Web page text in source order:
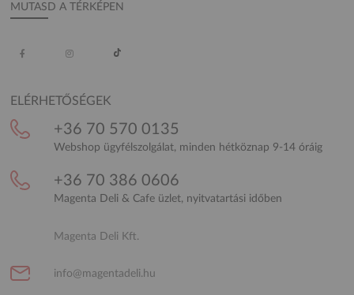
MUTASD A TÉRKÉPEN
ELÉRHETŐSÉGEK
+36 70 570 0135
Webshop ügyfélszolgálat, minden hétköznap 9-14 óráig
+36 70 386 0606
Magenta Deli & Cafe üzlet, nyitvatartási időben
Magenta Deli Kft.
info@magentadeli.hu